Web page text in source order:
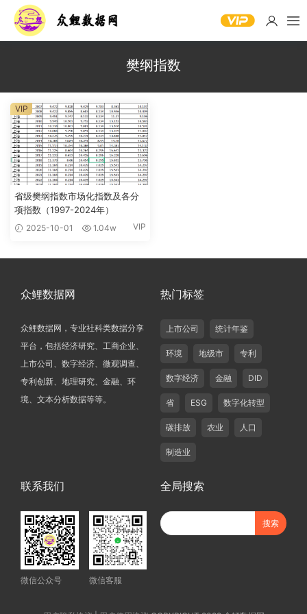
樊纲指数
省级樊纲指数市场化指数及各分
项指数（1997-2024年）
2025-10-01 1.04w VIP
VIP
众鲤数据网
众鲤数据网，专业社科类数据分享
平台，包括经济研究、工商企业、
上市公司、数字经济、微观调查、
专利创新、地理研究、金融、环
境、文本分析数据等等。
热门标签
上市公司 统计年鉴
环境 地级市 专利
数字经济 金融 DID
省 ESG 数字化转型
碳排放 农业 人口
制造业
联系我们
微信公众号 微信客服
全局搜索